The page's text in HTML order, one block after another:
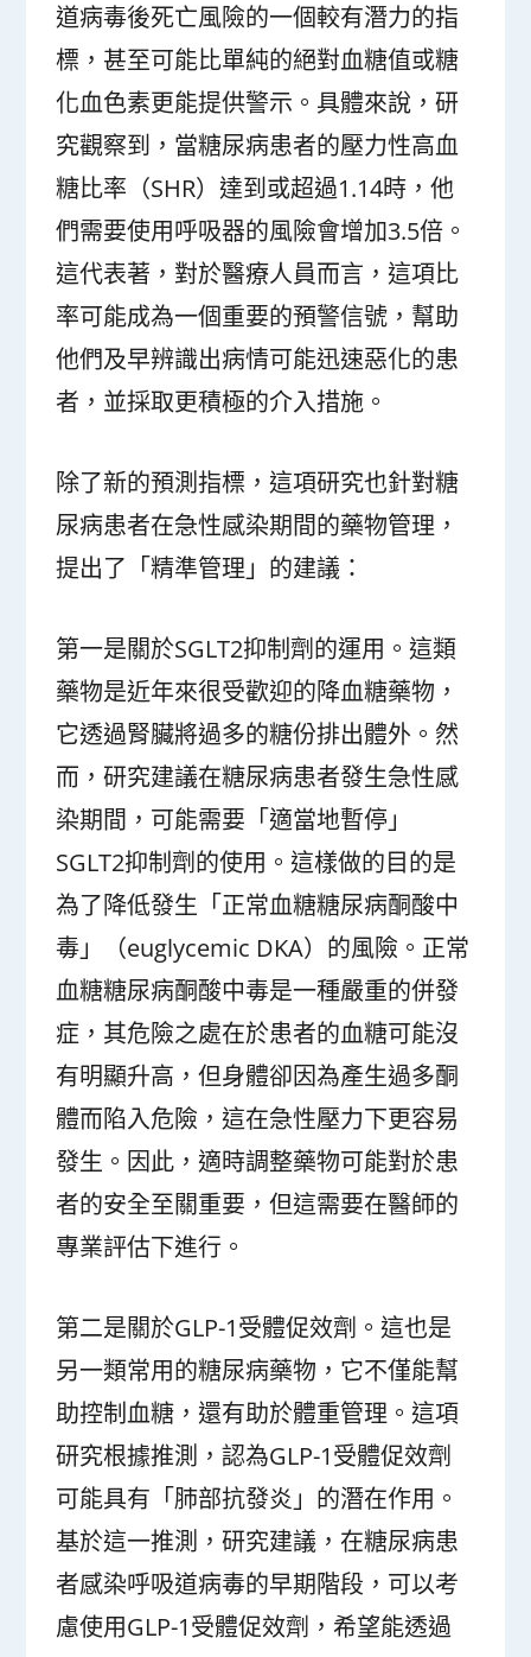
道病毒後死亡風險的一個較有潛力的指
標，甚至可能比單純的絕對血糖值或糖
化血色素更能提供警示。具體來說，研
究觀察到，當糖尿病患者的壓力性高血
糖比率（SHR）達到或超過1.14時，他
們需要使用呼吸器的風險會增加3.5倍。
這代表著，對於醫療人員而言，這項比
率可能成為一個重要的預警信號，幫助
他們及早辨識出病情可能迅速惡化的患
者，並採取更積極的介入措施。
除了新的預測指標，這項研究也針對糖
尿病患者在急性感染期間的藥物管理，
提出了「精準管理」的建議：
第一是關於SGLT2抑制劑的運用。這類
藥物是近年來很受歡迎的降血糖藥物，
它透過腎臟將過多的糖份排出體外。然
而，研究建議在糖尿病患者發生急性感
染期間，可能需要「適當地暫停」
SGLT2抑制劑的使用。這樣做的目的是
為了降低發生「正常血糖糖尿病酮酸中
毒」（euglycemic DKA）的風險。正常
血糖糖尿病酮酸中毒是一種嚴重的併發
症，其危險之處在於患者的血糖可能沒
有明顯升高，但身體卻因為產生過多酮
體而陷入危險，這在急性壓力下更容易
發生。因此，適時調整藥物可能對於患
者的安全至關重要，但這需要在醫師的
專業評估下進行。
第二是關於GLP-1受體促效劑。這也是
另一類常用的糖尿病藥物，它不僅能幫
助控制血糖，還有助於體重管理。這項
研究根據推測，認為GLP-1受體促效劑
可能具有「肺部抗發炎」的潛在作用。
基於這一推測，研究建議，在糖尿病患
者感染呼吸道病毒的早期階段，可以考
慮使用GLP-1受體促效劑，希望能透過